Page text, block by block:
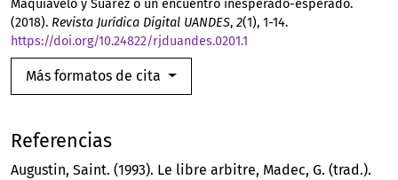
Maquiavelo y Suárez o un encuentro inesperado-esperado.
(2018). Revista Jurídica Digital UANDES, 2(1), 1-14.
https://doi.org/10.24822/rjduandes.0201.1
Más formatos de cita
Referencias
Augustin, Saint. (1993). Le libre arbitre, Madec, G. (trad.).